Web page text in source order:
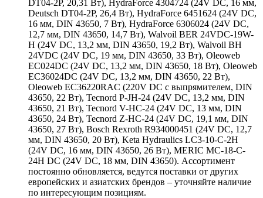
DT04-2P, 20,31 Вт), HydraForce 4304724 (24V DC, 16 мм,
Deutsch DT04-2P, 26,4 Вт), HydraForce 6451624 (24V DC,
16 мм, DIN 43650, 7 Вт), HydraForce 6306024 (24V DC,
12,7 мм, DIN 43650, 14,7 Вт), Walvoil BER 24VDC-19W-
H (24V DC, 13,2 мм, DIN 43650, 19,2 Вт), Walvoil BH
24VDC (24V DC, 19 мм, DIN 43650, 33 Вт), Oleoweb
EC024DC (24V DC, 13,2 мм, DIN 43650, 18 Вт), Oleoweb
EC36024DC (24V DC, 13,2 мм, DIN 43650, 22 Вт),
Oleoweb EC36220RAC (220V DC с выпрямителем, DIN
43650, 22 Вт), Tecnord P-JH-24 (24V DC, 13,2 мм, DIN
43650, 21 Вт), Tecnord V-HC-24 (24V DC, 13 мм, DIN
43650, 24 Вт), Tecnord Z-HC-24 (24V DC, 19,1 мм, DIN
43650, 27 Вт), Bosch Rexroth R934000451 (24V DC, 12,7
мм, DIN 43650, 20 Вт), Keta Hydraulics LC3-10-C-2H
(24V DC, 16 мм, DIN 43650, 26 Вт), MERIC MC-18-C-
24H DC (24V DC, 18 мм, DIN 43650). Ассортимент
постоянно обновляется, ведутся поставки от других
европейских и азиатских брендов – уточняйте наличие
по интересующим позициям.